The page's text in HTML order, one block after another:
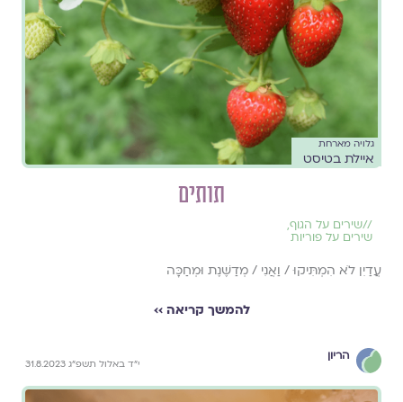
גלויה מארחת
איילת בטיסט
תותים
//שירים על הגוף,
שירים על פוריות
עֲדַיִן לֹא הִמְתִּיקוּ / וַאֲנִי / מְדַשֶּׁנֶת וּמְחַכָּה
להמשך קריאה ››
הריון
י״ד באלול תשפ״ג 31.8.2023